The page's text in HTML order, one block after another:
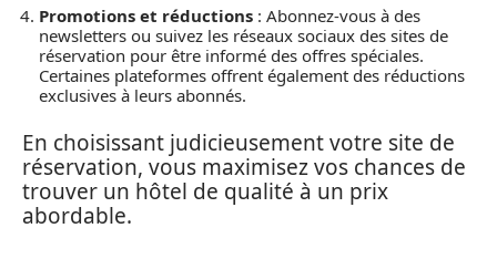
Promotions et réductions : Abonnez-vous à des
newsletters ou suivez les réseaux sociaux des sites de
réservation pour être informé des offres spéciales.
Certaines plateformes offrent également des réductions
exclusives à leurs abonnés.
En choisissant judicieusement votre site de
réservation, vous maximisez vos chances de
trouver un hôtel de qualité à un prix
abordable.